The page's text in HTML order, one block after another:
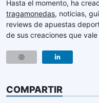
Hasta el momento, ha
tragamonedas, noticias,
reviews de apuestas
de sus creaciones que
COMPARTIR